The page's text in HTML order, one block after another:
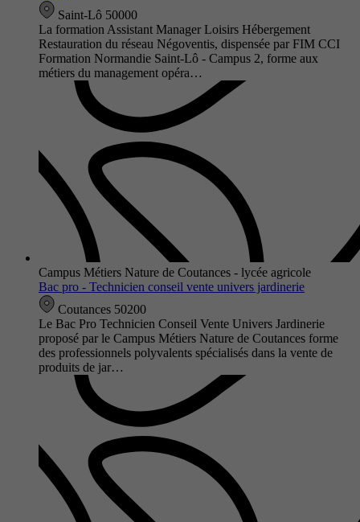
Saint-Lô 50000
La formation Assistant Manager Loisirs Hébergement
Restauration du réseau Négoventis, dispensée par FIM CCI
Formation Normandie Saint-Lô - Campus 2, forme aux
métiers du management opéra…
Campus Métiers Nature de Coutances - lycée agricole
Bac pro - Technicien conseil vente univers jardinerie
Coutances 50200
Le Bac Pro Technicien Conseil Vente Univers Jardinerie
proposé par le Campus Métiers Nature de Coutances forme
des professionnels polyvalents spécialisés dans la vente de
produits de jar…